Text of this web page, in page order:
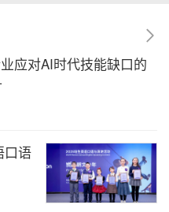
应对AI时代技能缺口的
口语